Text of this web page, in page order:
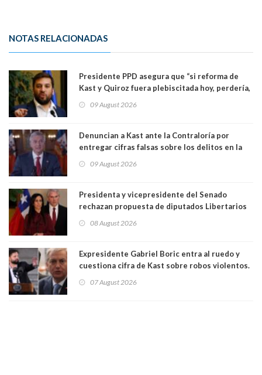
NOTAS RELACIONADAS
Presidente PPD asegura que “si reforma de
Kast y Quiroz fuera plebiscitada hoy, perdería,
a favor de la oposición, sería una victoria de la
09 August 2026
Denuncian a Kast ante la Contraloría por
entregar cifras falsas sobre los delitos en la
09 August 2026
Presidenta y vicepresidente del Senado
rechazan propuesta de diputados Libertarios
"Constituye un camino equivocado"
08 August 2026
Expresidente Gabriel Boric entra al ruedo y
cuestiona cifra de Kast sobre robos violentos.
07 August 2026